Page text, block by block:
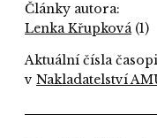
Články autora:
Lenka Křupková(1)
Aktuální čísla
v Nakladatelství